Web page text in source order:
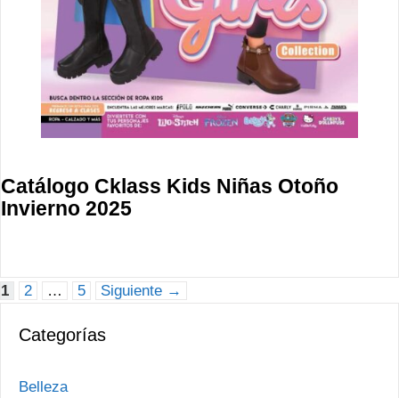
Catálogo Cklass Kids Niñas Otoño
Invierno 2025
Página
1 Página
2 … Página
5 Siguiente →
Categorías
Belleza